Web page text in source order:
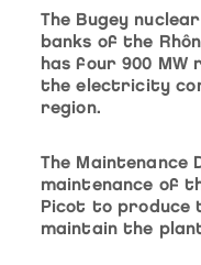
The Bugey
banks of the
has four 900 MW
the electricity
region.
The Maintenance
maintenance of
Picot to produce
maintain the